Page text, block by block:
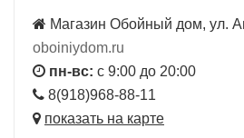
Магазин Обойный дом, ул.
oboiniydom.ru
пн-вс: с 9:00 до 20:00
8(918)968-88-11
показать на карте